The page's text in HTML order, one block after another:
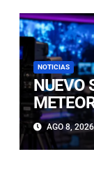
NOTICIAS
NUEVO
AGO 8,